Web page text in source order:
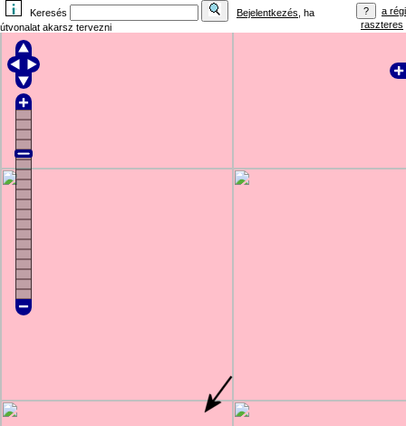
Keresés Bejelentkezés , ha
útvonalat akarsz tervezni
a régi
raszteres